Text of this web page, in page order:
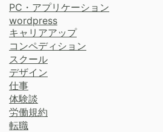
PC・アプリケーション
wordpress
キャリアアップ
コンペディション
スクール
デザイン
仕事
体験談
労働規約
転職